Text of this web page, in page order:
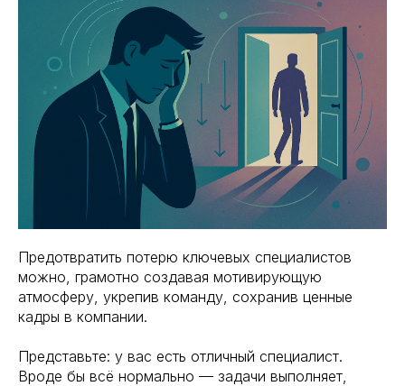
Предотвратить потерю ключевых специалистов
можно, грамотно создавая мотивирующую
атмосферу, укрепив команду, сохранив ценные
кадры в компании.
Представьте: у вас есть отличный специалист.
Вроде бы всё нормально — задачи выполняет,